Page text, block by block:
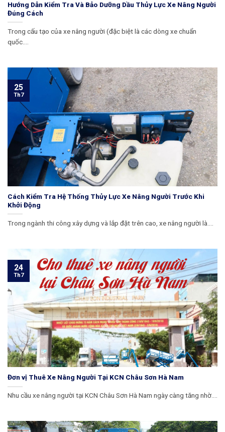
Hướng Dẫn Kiểm Tra Và Bảo Dưỡng Dầu Thủy Lực Xe Nâng Người
Đúng Cách
Trong cấu tạo của xe nâng người (đặc biệt là các dòng xe chuẩn
quốc....
Cách Kiểm Tra Hệ Thống Thủy Lực Xe Nâng Người Trước Khi
Khởi Động
Trong ngành thi công xây dựng và lắp đặt trên cao, xe nâng người là....
25
Th7
Đơn vị Thuê Xe Nâng Người Tại KCN Châu Sơn Hà Nam
Nhu cầu xe nâng người tại KCN Châu Sơn Hà Nam ngày càng tăng nhờ....
24
Th7